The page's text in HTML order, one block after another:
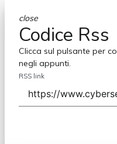
close
Codice Rss
Clicca sul pulsante per
negli appunti.
RSS link